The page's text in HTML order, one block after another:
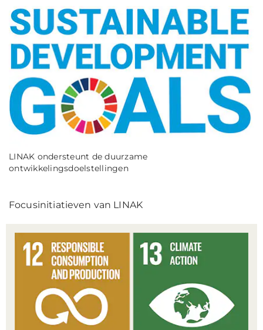
LINAK ondersteunt de duurzame
ontwikkelingsdoelstellingen
Focusinitiatieven van LINAK